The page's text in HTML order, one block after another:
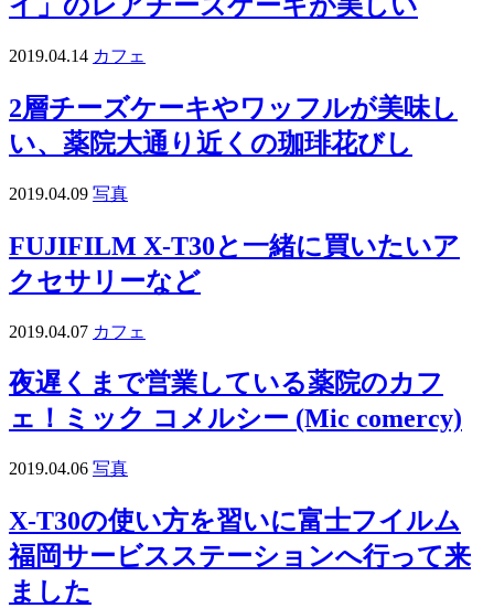
2019.04.14 カフェ
2層チーズケーキやワッフルが美味し
い、薬院大通り近くの珈琲花びし
2019.04.09 写真
FUJIFILM X-T30と一緒に買いたいア
クセサリーなど
2019.04.07 カフェ
夜遅くまで営業している薬院のカフ
ェ！ミック コメルシー (Mic comercy)
2019.04.06 写真
X-T30の使い方を習いに富士フイルム
福岡サービスステーションへ行って来
ました